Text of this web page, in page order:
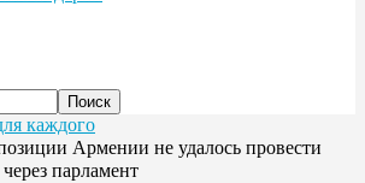
каждого
Армении не удалось провести
парламент